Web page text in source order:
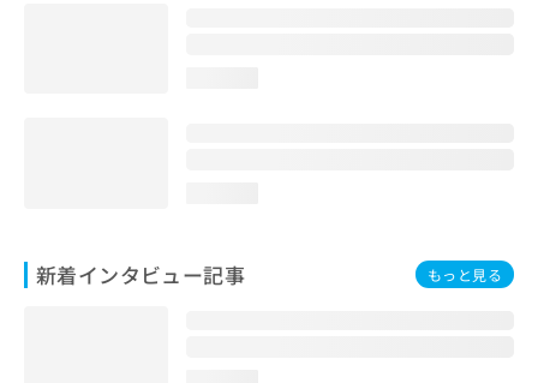
新着インタビュー記事 もっと見る